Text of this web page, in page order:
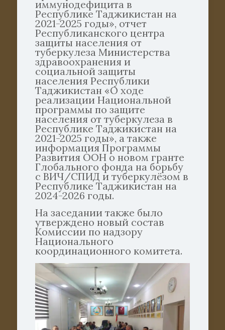
иммунодефицита в
Республике Таджикистан на
2021-2025 годы», отчет
Республиканского центра
защиты населения от
туберкулеза Министерства
здравоохранения и
социальной защиты
населения Республики
Таджикистан «О ходе
реализации Национальной
программы по защите
населения от туберкулеза в
Республике Таджикистан на
2021-2025 годы», а также
информация Программы
Развития ООН о новом гранте
Глобального фонда на борьбу
с ВИЧ/СПИД и туберкулёзом в
Республике Таджикистан на
2024-2026 годы.
На заседании также было
утверждено новый состав
Комиссии по надзору
Национального
координационного комитета.